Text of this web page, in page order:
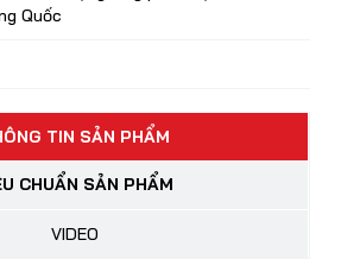
Quốc
TIN SẢN PHẨM
CHUẨN SẢN PHẨM
VIDEO